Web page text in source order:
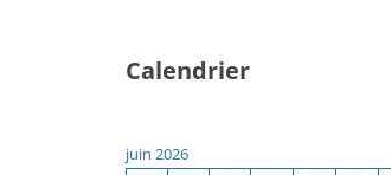
Calendrier
juin 2026